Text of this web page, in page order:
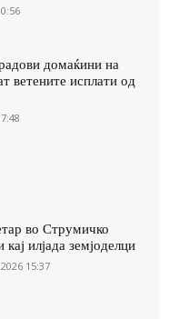
домаќини на
ветените исплати од
во Струмичко
илјада земјоделци
15:37